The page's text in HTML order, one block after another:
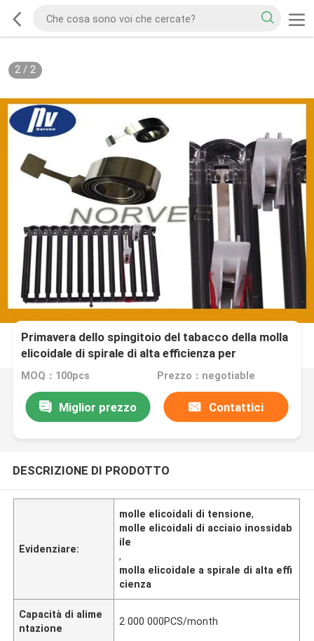
2/ 2
Primavera dello spingitoio del tabacco della molla
elicoidale di spirale di alta efficienza per
l'erogatore
MOQ：100pcs Prezzo：negotiable
Miglior prezzo Contattici
DESCRIZIONE DI PRODOTTO
Evidenziare:
molle elicoidali di tensione,
molle elicoidali di acciaio inossidab
ile
,
molla elicoidale a spirale di alta effi
cienza
Capacità di alime
ntazione
2 000 000PCS/month